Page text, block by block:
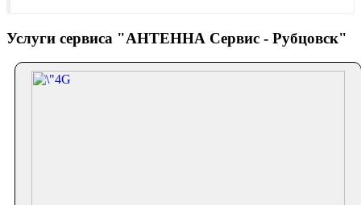
Услуги сервиса "АНТЕННА Сервис - Рубцовск"